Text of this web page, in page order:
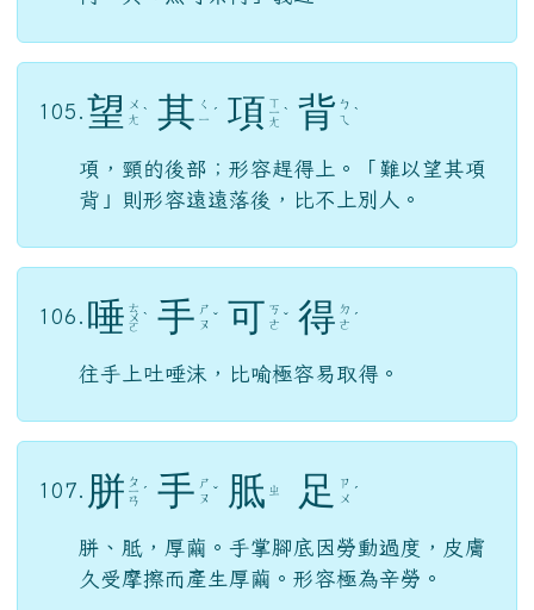
105. 望
ㄨ
ㄤ ˋ 其
ㄑ
ㄧ ˊ 項 ㄒ
ㄧ
ㄤ
ˋ 背 ㄅ
ㄟ ˋ
項，頸的後部；形容趕得上。「難以望其項
背」則形容遠遠落後，比不上別人。
106. 唾 ㄊ
ㄨ
ㄛ
ˋ 手 ㄕ
ㄡ ˇ 可 ㄎ
ㄜ ˇ 得 ㄉ
ㄜ ˊ
往手上吐唾沫，比喻極容易取得。
107. 胼 ㄆ
ㄧ
ㄢ
ˊ 手 ㄕ
ㄡ ˇ 胝 ㄓ 足
ㄗ
ㄨ ˊ
胼、胝，厚繭。手掌腳底因勞動過度，皮膚
久受摩擦而產生厚繭。形容極為辛勞。